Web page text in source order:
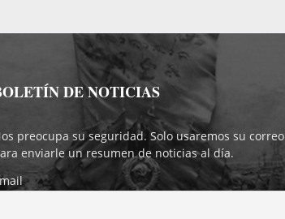
DE NOTICIAS
preocupa su seguridad. Solo usaremos su correo
enviarle un resumen de noticias al día.